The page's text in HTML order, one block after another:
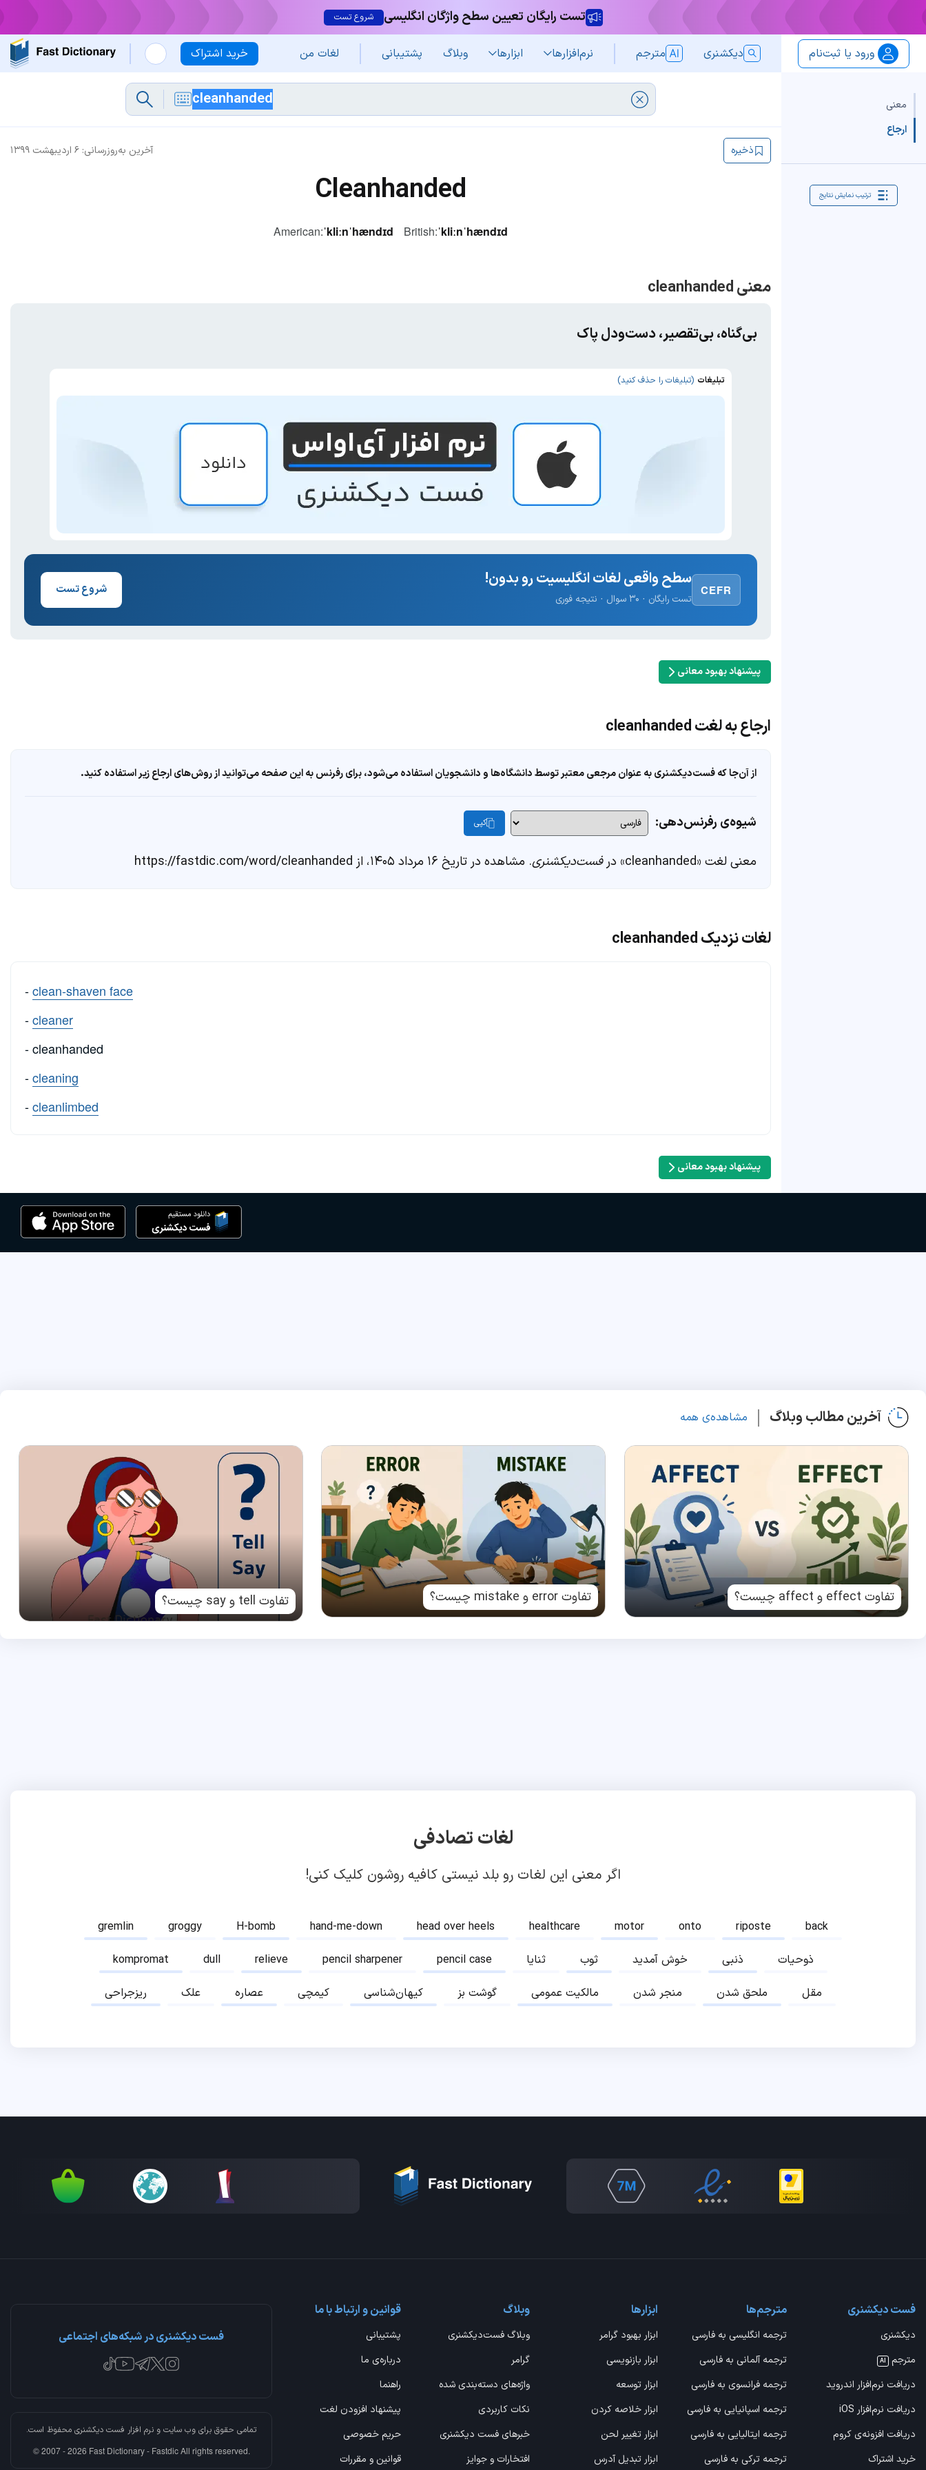
تست رایگان تعیین سطح واژگان انگلیسی شروع تست
خرید اشتراک ورود یا ثبت‌نام دیکشنری مترجم نرم‌افزار‌ها ابزارها وبلاگ پشتیبانی لغات من
معنی
ارجاع
ترتیب نمایش نتایج
آخرین به‌روزرسانی: ۶ اردیبهشت ۱۳۹۹ ذخیره
Cleanhanded
American:ˈkliːnˈhændɪd British:ˈkliːnˈhændɪd
معنی cleanhanded
بی‌گناه، بی‌تقصیر، دست‌ودل پاک
تبلیغات (تبلیغات را حذف کنید)
CEFR
سطح واقعی لغات انگلیسیت رو بدون!
تست رایگان · ۳۰ سوال · نتیجه فوری
شروع تست
پیشنهاد بهبود معانی
ارجاع به لغت cleanhanded
از آن‌جا که فست‌دیکشنری به عنوان مرجعی معتبر توسط دانشگاه‌ها و دانشجویان استفاده می‌شود، برای رفرنس به این صفحه می‌توانید از روش‌های ارجاع زیر استفاده کنید.
شیوه‌ی رفرنس‌دهی: کپی
معنی لغت «cleanhanded» در فست‌دیکشنری. مشاهده در تاریخ ۱۶ مرداد ۱۴۰۵، از https://fastdic.com/word/cleanhanded
لغات نزدیک cleanhanded
-clean-shaven face
-cleaner
- cleanhanded
-cleaning
-cleanlimbed
پیشنهاد بهبود معانی
آخرین مطالب وبلاگ مشاهده‌ی همه
تفاوت effect و affect چیست؟ تفاوت error و mistake چیست؟ تفاوت tell و say چیست؟
لغات تصادفی
اگر معنی این لغات رو بلد نیستی کافیه روشون کلیک کنی!
gremlin groggy H-bomb hand-me-down head over heels healthcare motor onto riposte
back
kompromat
dull relieve pencil sharpener pencil case ثنایا ثوب خوش آمدید ذنبی
ذوحیات
ریزجراحی
علک عصاره کیمچی کیهان‌شناسی گوشت بز مالکیت عمومی منجر شدن ملحق شدن مقل
فست دیکشنری
دیکشنری
مترجم
AI
دریافت نرم‌افزار اندروید
دریافت نرم‌افزار iOS
دریافت افزونه‌ی کروم
خرید اشتراک
مترجم‌ها
ترجمه انگلیسی به فارسی
ترجمه آلمانی به فارسی
ترجمه فرانسوی به فارسی
ترجمه اسپانیایی به فارسی
ترجمه ایتالیایی به فارسی
ترجمه ترکی به فارسی
ابزارها
ابزار بهبود گرامر
ابزار بازنویسی
ابزار توسعه
ابزار خلاصه کردن
ابزار تغییر لحن
ابزار تبدیل آدرس
وبلاگ
وبلاگ فست‌دیکشنری
گرامر
واژه‌های دسته‌بندی شده
نکات کاربردی
خبرهای فست دیکشنری
افتخارات و جوایز
قوانین و ارتباط با ما
پشتیبانی
درباره‌ی ما
راهنما
پیشنهاد افزودن لغت
حریم خصوصی
قوانین و مقررات
فست دیکشنری در شبکه‌های اجتماعی
تمامی حقوق برای وب سایت و نرم افزار فست دیکشنریمحفوظ است.
© 2007 - 2026 Fast Dictionary - Fastdic All rights reserved.